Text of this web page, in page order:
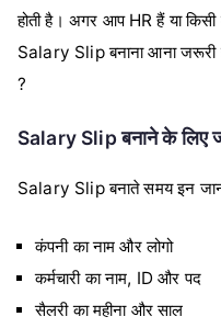
होती है। अगर आप HR हैं या
Salary Slip बनाना आना
?
Salary Slip बनाने के लिए
Salary Slip बनाते समय इन
कंपनी का नाम और लोगो
कर्मचारी का नाम, ID और पद
सैलरी का महीना और साल